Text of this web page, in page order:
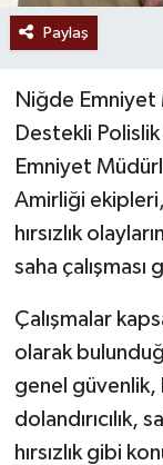
Paylaş
Niğde Emniyet
Destekli
Emniyet
Amirliği ekipleri,
hırsızlık
saha
Çalışmalar
olarak
genel güvenlik,
dolandırıcılık,
hırsızlık gibi